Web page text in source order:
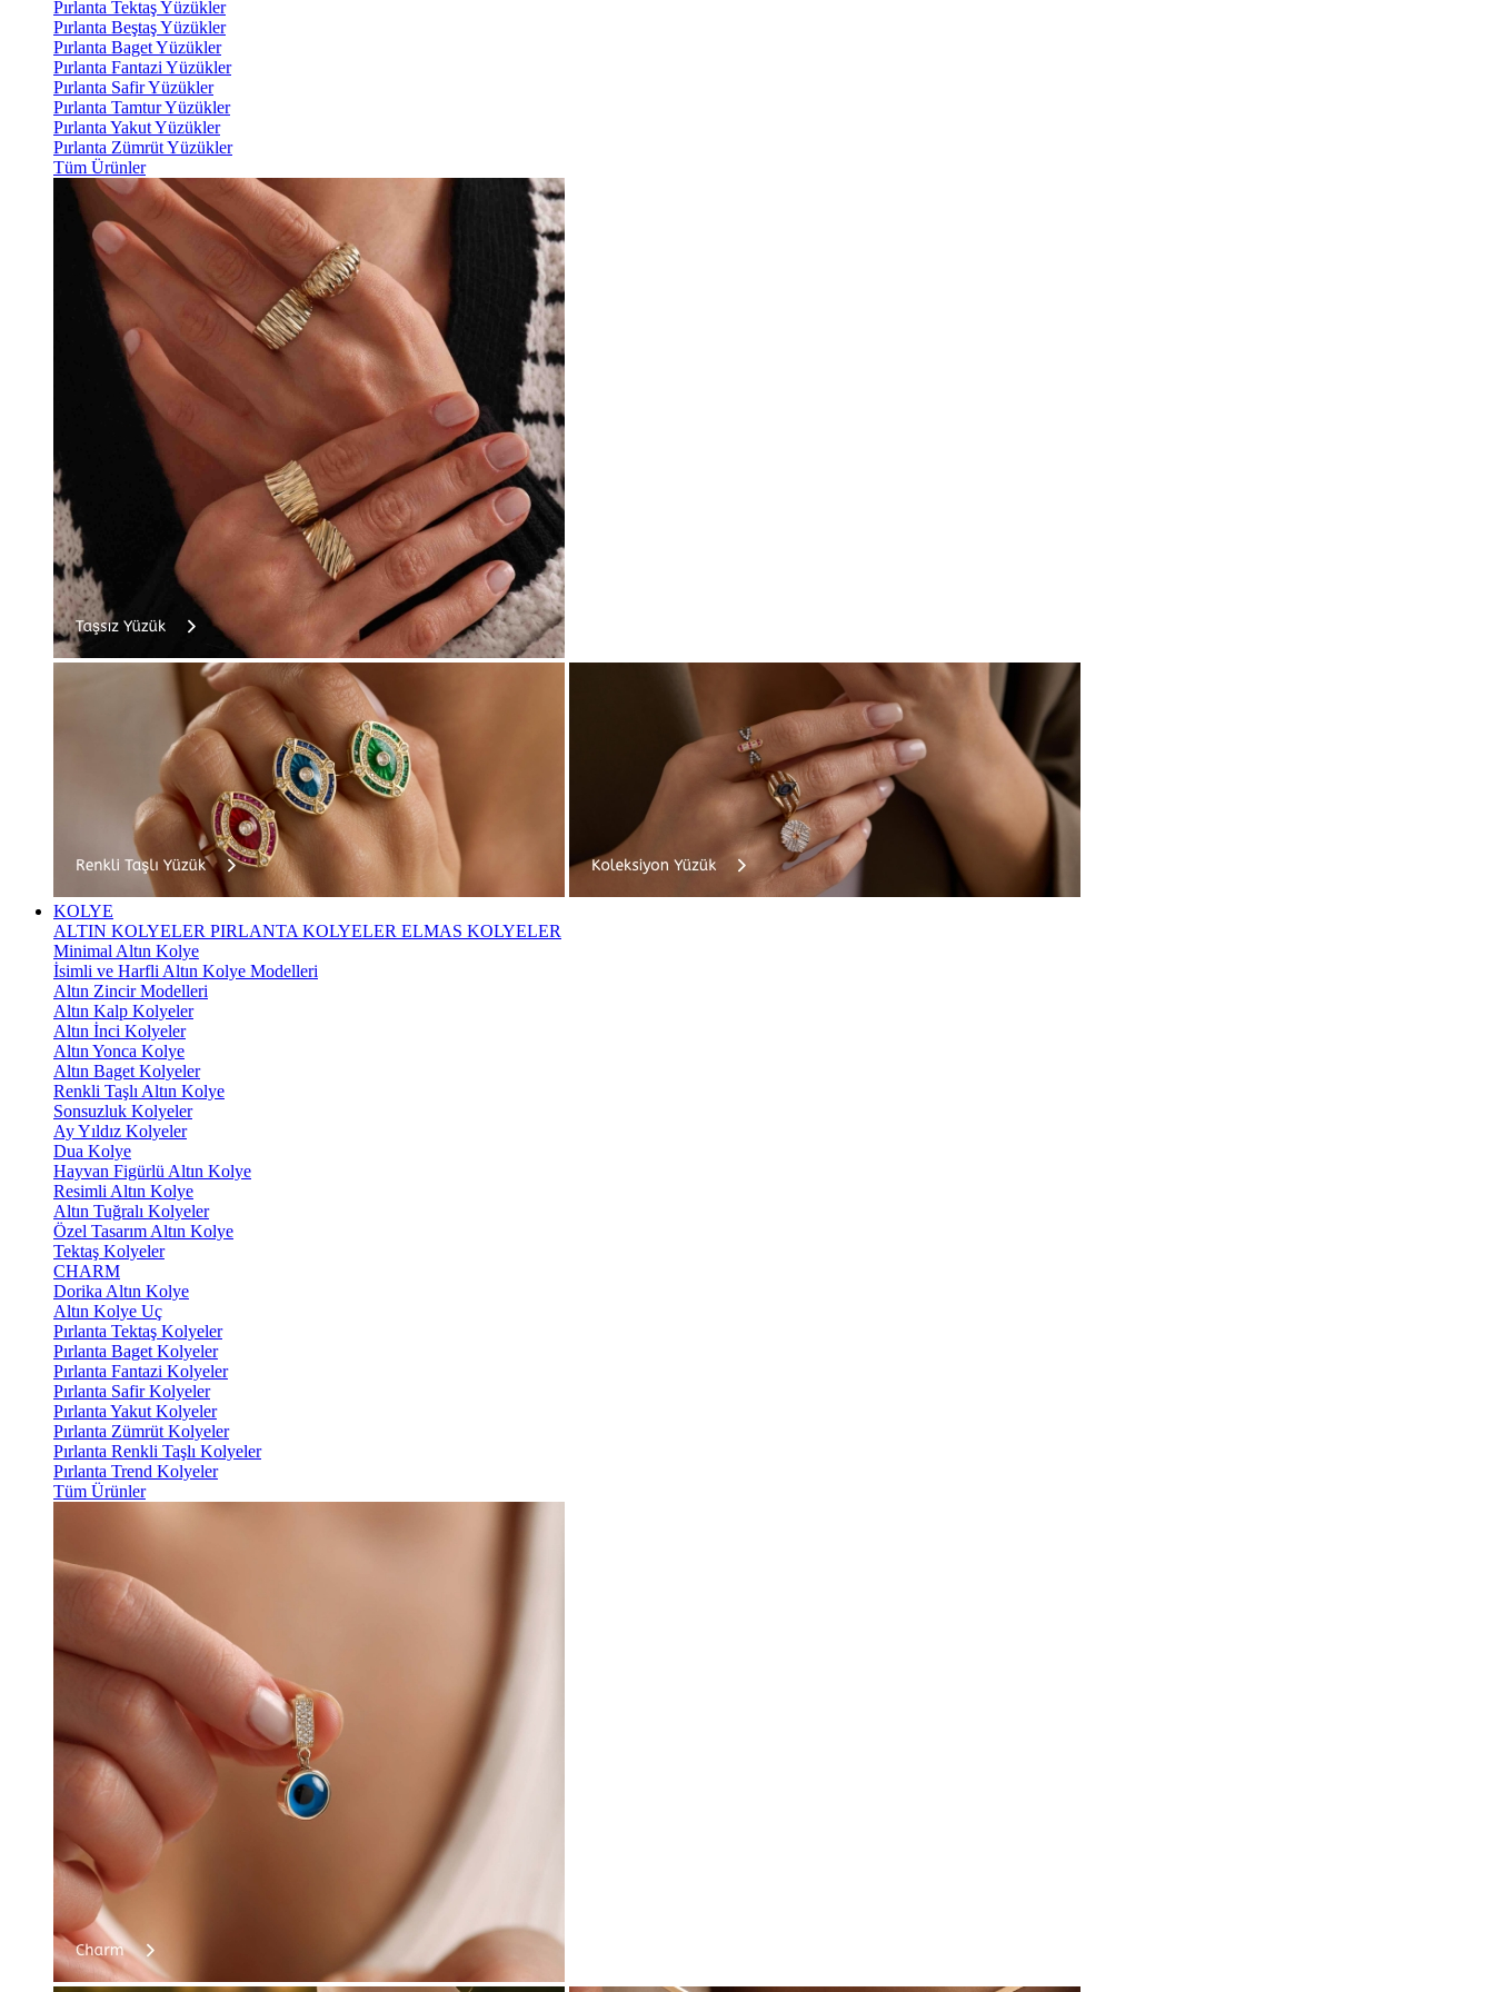
Pırlanta Tektaş Yüzükler
Pırlanta Beştaş Yüzükler
Pırlanta Baget Yüzükler
Pırlanta Fantazi Yüzükler
Pırlanta Safir Yüzükler
Pırlanta Tamtur Yüzükler
Pırlanta Yakut Yüzükler
Pırlanta Zümrüt Yüzükler
Tüm Ürünler
KOLYE
ALTIN KOLYELER PIRLANTA KOLYELER ELMAS KOLYELER
Minimal Altın Kolye
İsimli ve Harfli Altın Kolye Modelleri
Altın Zincir Modelleri
Altın Kalp Kolyeler
Altın İnci Kolyeler
Altın Yonca Kolye
Altın Baget Kolyeler
Renkli Taşlı Altın Kolye
Sonsuzluk Kolyeler
Ay Yıldız Kolyeler
Dua Kolye
Hayvan Figürlü Altın Kolye
Resimli Altın Kolye
Altın Tuğralı Kolyeler
Özel Tasarım Altın Kolye
Tektaş Kolyeler
CHARM
Dorika Altın Kolye
Altın Kolye Uç
Pırlanta Tektaş Kolyeler
Pırlanta Baget Kolyeler
Pırlanta Fantazi Kolyeler
Pırlanta Safir Kolyeler
Pırlanta Yakut Kolyeler
Pırlanta Zümrüt Kolyeler
Pırlanta Renkli Taşlı Kolyeler
Pırlanta Trend Kolyeler
Tüm Ürünler